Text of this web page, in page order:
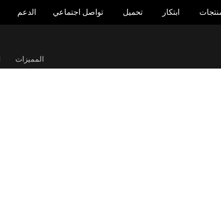
ابتكار تحميل تواصل اجتماعي الدعم
المميزات
ROG Strix XG27WCMS